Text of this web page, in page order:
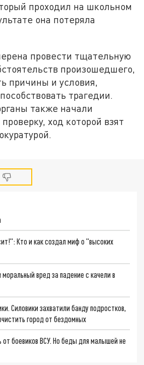
проходил на школьном
она потеряла
провести тщательную
произошедшего,
причины и условия,
трагедии.
также начали
ход которой взят
Кто и как создал миф о "высоких
вред за падение с качели в
Силовики захватили банду подростков,
город от бездомных
боевиков ВСУ. Но беды для малышей не